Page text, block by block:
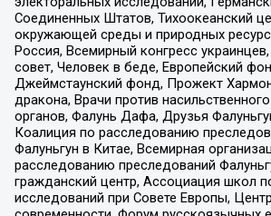
Соединенных Штатов, Тихоокеанский
окружающей среды и природных
Россия, Всемирный конгресс
совет, Человек в беде, Европейский
Джеймстаунский фонд, Прожект
дракона, Врачи против
органов, Фалунь Дафа, Друзья
Коалиция по расследованию
Фалуньгун в Китае, Всемирная
расследованию преследований
гражданский центр, Ассоциация школ
исследований при Совете Европы,